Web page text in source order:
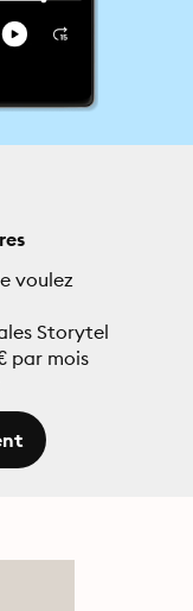
voulez
Storytel
par mois